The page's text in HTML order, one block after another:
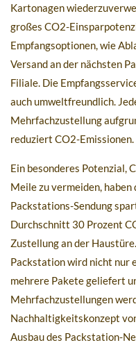
Kartonagen
großes CO2-
Empfangsoptionen, wie
Versand an der nächsten
Filiale. Die
auch umweltfreundlich.
Mehrfachzustellung
reduziert CO2-Emissionen.
Ein besonderes Potenzial,
Meile zu vermeiden,
Packstations-Sendung
Durchschnitt 30 Prozent
Zustellung an der
Packstation wird nicht nur
mehrere Pakete geliefert
Mehrfachzustellungen
Nachhaltigkeitskonzept
Ausbau des Packstation-